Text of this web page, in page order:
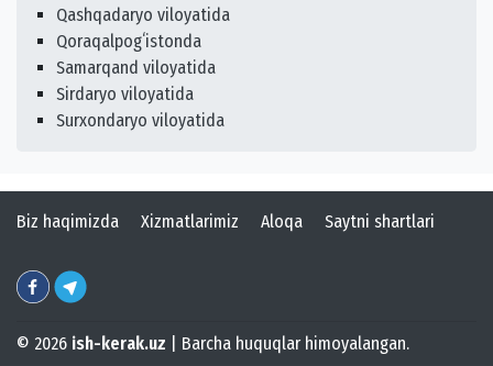
Qashqadaryo viloyatida
Qoraqalpogʻistonda
Samarqand viloyatida
Sirdaryo viloyatida
Surxondaryo viloyatida
Biz haqimizda Xizmatlarimiz Aloqa Saytni shartlari
© 2026 ish-kerak.uz | Barcha huquqlar himoyalangan.